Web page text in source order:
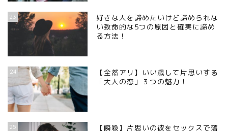
23
好きな人を諦めたいけど諦められな
い致命的な5つの原因と確実に諦め
る方法！
24
【全然アリ】いい歳して片思いする
「大人の恋」３つの魅力！
25
【瞬殺】片思いの彼をセックスで落